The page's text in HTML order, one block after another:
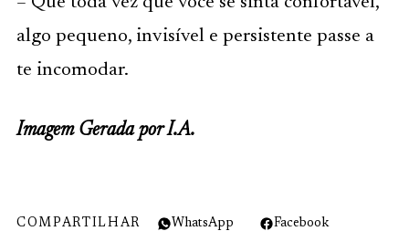
algo pequeno, invisível e persistente passe a
te incomodar.
Imagem Gerada por I.A.
COMPARTILHAR WhatsApp Facebook